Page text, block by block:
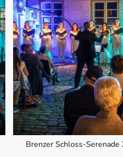
Brenzer Schloss-Serenade